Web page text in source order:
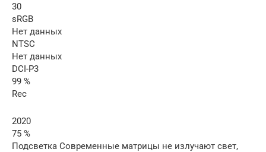
30
sRGB
Нет данных
NTSC
Нет данных
DCI-P3
99 %
Rec
2020
75 %
Подсветка Современные матрицы не излучают свет,